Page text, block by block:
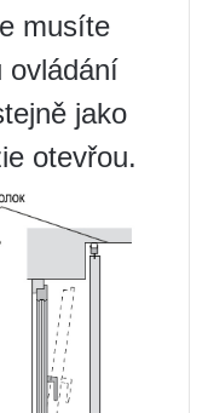
musíte
ovládání
jako
otevřou.